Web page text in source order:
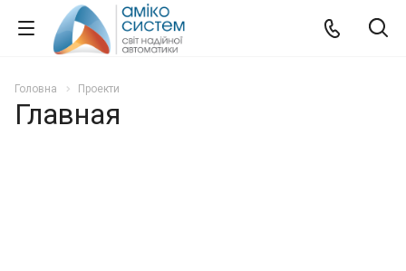
Головна Проекти
Главная